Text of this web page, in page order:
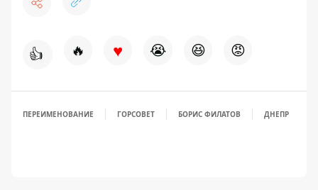
👍 🔥 ♥ 😭 😆 😡
ПЕРЕИМЕНОВАНИЕ ГОРСОВЕТ БОРИС ФИЛАТОВ ДНЕПР